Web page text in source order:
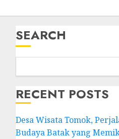
SEARCH
RECENT POSTS
Desa Wisata Tomok,
Budaya Batak yang